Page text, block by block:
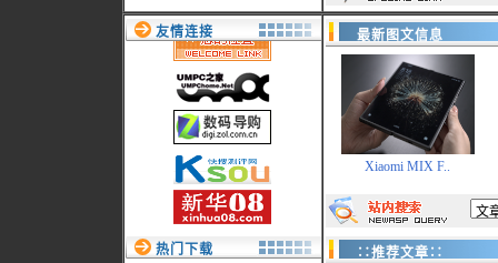
·网络维护公告
2006-09-19
·最新添加松下数码相机和..
2006-09-10
友情连接
热门下载
最新图文信息
Xiaomi MIX F..
∷推荐文章∷